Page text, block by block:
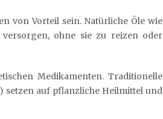
von Vorteil sein. Natürliche Öle wie
ohne sie zu reizen oder
Medikamenten. Traditionelle
setzen auf pflanzliche Heilmittel und